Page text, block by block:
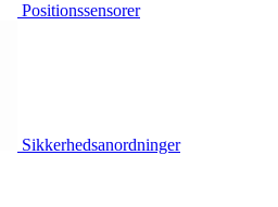
Positionssensorer
Sikkerhedsanordninger